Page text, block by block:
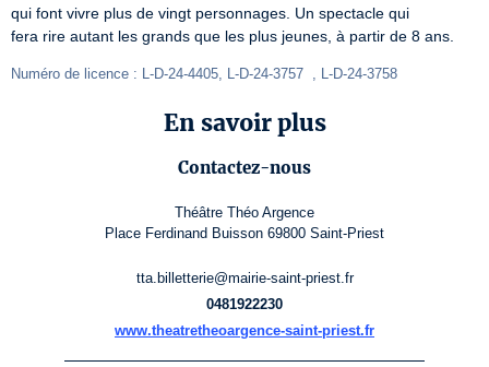
qui font vivre plus de vingt personnages. Un spectacle qui
fera rire autant les grands que les plus jeunes, à partir de 8 ans.
Numéro de licence : L-D-24-4405, L-D-24-3757  , L-D-24-3758
En savoir plus
Contactez-nous
Théâtre Théo Argence
Place Ferdinand Buisson 69800 Saint-Priest
tta.billetterie@mairie-saint-priest.fr
0481922230
www.theatretheoargence-saint-priest.fr